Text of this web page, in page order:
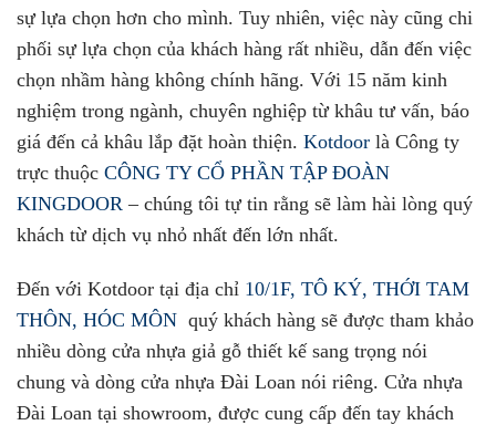
sự lựa chọn hơn cho mình. Tuy nhiên, việc này cũng chi
phối sự lựa chọn của khách hàng rất nhiều, dẫn đến việc
chọn nhầm hàng không chính hãng. Với 15 năm kinh
nghiệm trong ngành, chuyên nghiệp từ khâu tư vấn, báo
giá đến cả khâu lắp đặt hoàn thiện. Kotdoor là Công ty
trực thuộc CÔNG TY CỔ PHẦN TẬP ĐOÀN
KINGDOOR – chúng tôi tự tin rằng sẽ làm hài lòng quý
khách từ dịch vụ nhỏ nhất đến lớn nhất.
Đến với Kotdoor tại địa chỉ 10/1F, TÔ KÝ, THỚI TAM
THÔN, HÓC MÔN quý khách hàng sẽ được tham khảo
nhiều dòng cửa nhựa giả gỗ thiết kế sang trọng nói
chung và dòng cửa nhựa Đài Loan nói riêng. Cửa nhựa
Đài Loan tại showroom, được cung cấp đến tay khách